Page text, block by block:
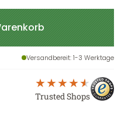
Versandbereit: 1-3 Werktage
Trusted Shops